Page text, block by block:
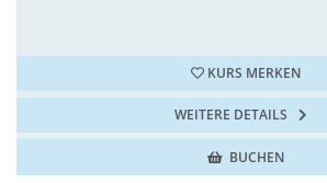
KURS MERKEN
WEITERE DETAILS
BUCHEN